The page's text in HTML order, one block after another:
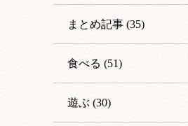
まとめ記事 (35)
食べる (51)
遊ぶ (30)